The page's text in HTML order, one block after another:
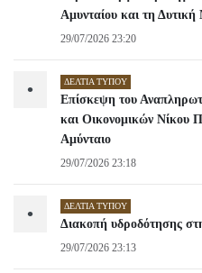
Αμυνταίου και τη
29/07/2026 23:20
• ΔΕΛΤΊΑ ΤΎΠΟΥ
Επίσκεψη του
και Οικονομικών Νίκου
Αμύνταιο
29/07/2026 23:18
• ΔΕΛΤΊΑ ΤΎΠΟΥ
Διακοπή υδροδότησης
29/07/2026 23:13